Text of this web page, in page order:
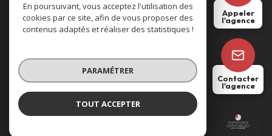
BORDEAUX
Appeler
l'agence
Contacter
l'agence
Cookies
© 2026 | Tous droits réservés
Réalisé par
En poursuivant, vous acceptez l'utilisation des
cookies par ce site, afin de vous proposer des
contenus adaptés et réaliser des statistiques !
PARAMÉTRER
TOUT ACCEPTER